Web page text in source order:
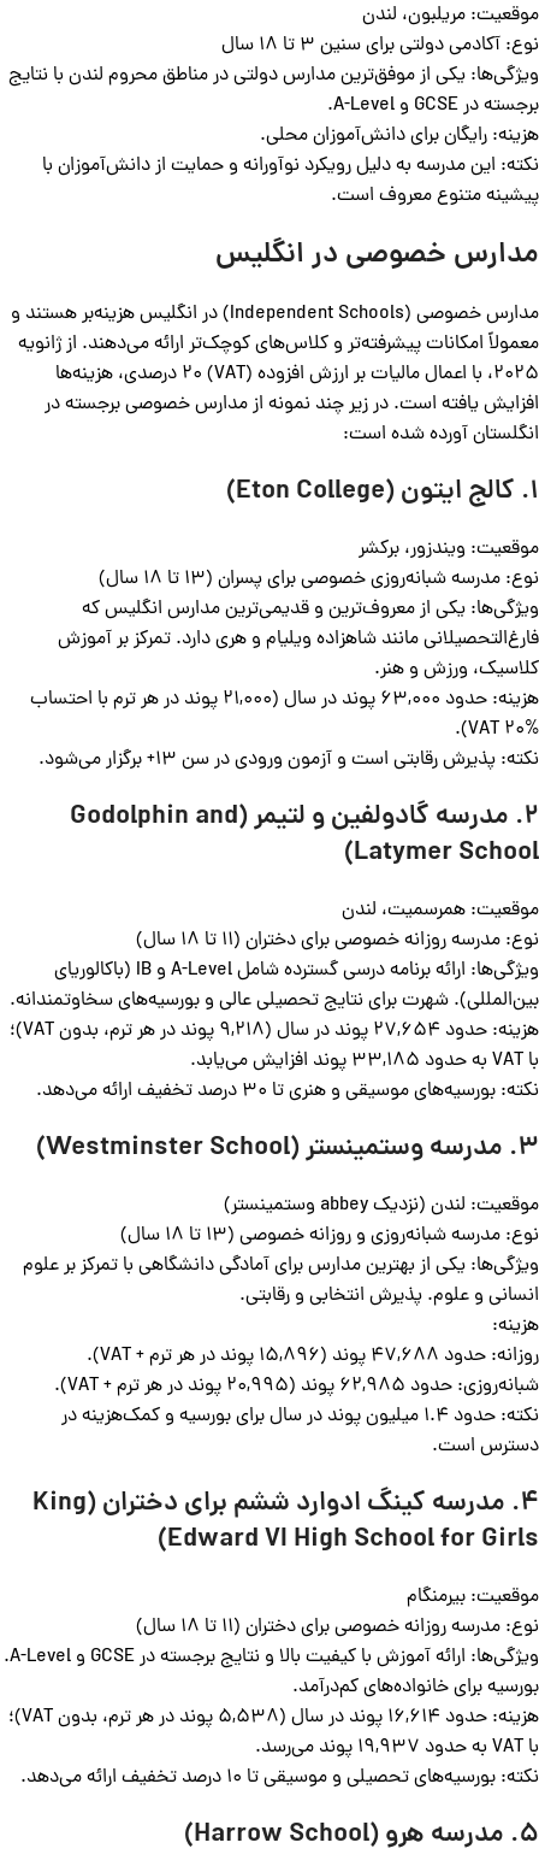
موقعیت: مریلبون، لندن
نوع: آکادمی دولتی برای سنین 3 تا 18 سال
ویژگی‌ها: یکی از موفق‌ترین مدارس دولتی در مناطق محروم لندن با نتایج
برجسته در GCSE و A-Level.
هزینه: رایگان برای دانش‌آموزان محلی.
نکته: این مدرسه به دلیل رویکرد نوآورانه و حمایت از دانش‌آموزان با
پیشینه متنوع معروف است.
مدارس خصوصی در انگلیس
مدارس خصوصی (Independent Schools) در انگلیس هزینه‌بر هستند و
معمولاً امکانات پیشرفته‌تر و کلاس‌های کوچک‌تر ارائه می‌دهند. از ژانویه
2025، با اعمال مالیات بر ارزش افزوده (VAT) 20 درصدی، هزینه‌ها
افزایش یافته است. در زیر چند نمونه از مدارس خصوصی برجسته در
انگلستان آورده شده است:
1. کالج ایتون (Eton College)
موقعیت: ویندزور، برکشر
نوع: مدرسه شبانه‌روزی خصوصی برای پسران (13 تا 18 سال)
ویژگی‌ها: یکی از معروف‌ترین و قدیمی‌ترین مدارس انگلیس که
فارغ‌التحصیلانی مانند شاهزاده ویلیام و هری دارد. تمرکز بر آموزش
کلاسیک، ورزش و هنر.
هزینه: حدود 63,000 پوند در سال (21,000 پوند در هر ترم با احتساب
VAT 20%).
نکته: پذیرش رقابتی است و آزمون ورودی در سن 13+ برگزار می‌شود.
2. مدرسه گادولفین و لتیمر (Godolphin and
Latymer School)
موقعیت: همرسمیت، لندن
نوع: مدرسه روزانه خصوصی برای دختران (11 تا 18 سال)
ویژگی‌ها: ارائه برنامه درسی گسترده شامل A-Level و IB (باکالوریای
بین‌المللی). شهرت برای نتایج تحصیلی عالی و بورسیه‌های سخاوتمندانه.
هزینه: حدود 27,654 پوند در سال (9,218 پوند در هر ترم، بدون VAT)؛
با VAT به حدود 33,185 پوند افزایش می‌یابد.
نکته: بورسیه‌های موسیقی و هنری تا 30 درصد تخفیف ارائه می‌دهد.
3. مدرسه وستمینستر (Westminster School)
موقعیت: لندن (نزدیک abbey وستمینستر)
نوع: مدرسه شبانه‌روزی و روزانه خصوصی (13 تا 18 سال)
ویژگی‌ها: یکی از بهترین مدارس برای آمادگی دانشگاهی با تمرکز بر علوم
انسانی و علوم. پذیرش انتخابی و رقابتی.
هزینه:
روزانه: حدود 47,688 پوند (15,896 پوند در هر ترم + VAT).
شبانه‌روزی: حدود 62,985 پوند (20,995 پوند در هر ترم + VAT).
نکته: حدود 1.4 میلیون پوند در سال برای بورسیه و کمک‌هزینه در
دسترس است.
4. مدرسه کینگ ادوارد ششم برای دختران (King
Edward VI High School for Girls)
موقعیت: بیرمنگام
نوع: مدرسه روزانه خصوصی برای دختران (11 تا 18 سال)
ویژگی‌ها: ارائه آموزش با کیفیت بالا و نتایج برجسته در GCSE و A-Level.
بورسیه برای خانواده‌های کم‌درآمد.
هزینه: حدود 16,614 پوند در سال (5,538 پوند در هر ترم، بدون VAT)؛
با VAT به حدود 19,937 پوند می‌رسد.
نکته: بورسیه‌های تحصیلی و موسیقی تا 10 درصد تخفیف ارائه می‌دهد.
5. مدرسه هرو (Harrow School)